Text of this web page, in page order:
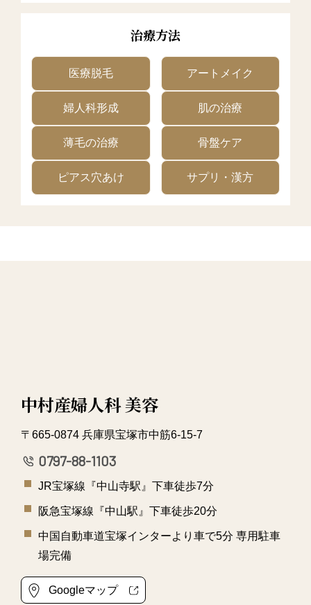
治療方法
医療脱毛 アートメイク
婦人科形成 肌の治療
薄毛の治療 骨盤ケア
ピアス穴あけ サプリ・漢方
中村産婦人科 美容
〒665-0874 兵庫県宝塚市中筋6-15-7
0797-88-1103
JR宝塚線『中山寺駅』下車徒歩7分
阪急宝塚線『中山駅』下車徒歩20分
中国自動車道宝塚インターより車で5分 専用駐車
場完備
Googleマップ